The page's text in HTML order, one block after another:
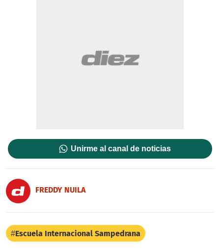
Unirme al canal de noticias
FREDDY NUILA
Escuela Internacional Sampedrana